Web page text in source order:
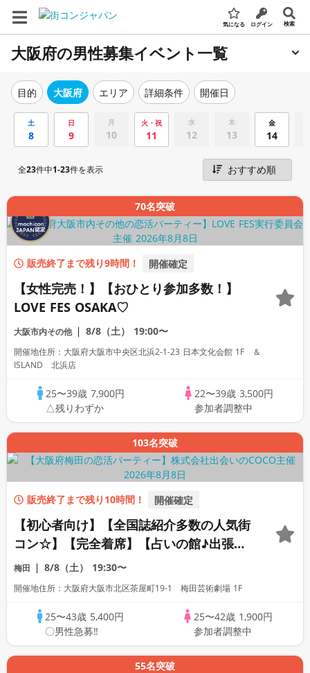
気になる ログイン 検索
大阪府の男性募集イベント一覧
目的 大阪府 エリア 詳細条件 開催日
土
8
日
9
月
10
火・祝
11
水
12
木
13
金
14
全23件中1-23件を表示
70名突破
販売終了まで残り9時間！ 開催確定
【女性完売！】【おひとり参加多数！】
LOVE FES OSAKA♡
大阪市内その他 8/8（土） 19:00〜
開催地住所：大阪府大阪市中央区北浜2-1-23 日本文化会館 1F ＆
ISLAND 北浜店
25〜39歳 7,900円
△残りわずか
22〜39歳 3,500円
参加者調整中
103名突破
販売終了まで残り10時間！ 開催確定
【初心者向け】【全国誌紹介多数の人気街
コン☆】【完全着席】【占いの館♪出張占
いあり☆】【芸術劇場内カフェ貸切☆】
【熱々！自家製焼き立てパン☆】【同世代
えあり！】
梅田 8/8（土） 19:30〜
開催地住所：大阪府大阪市北区茶屋町19-1 梅田芸術劇場 1F
25〜43歳 5,400円
〇男性急募‼
25〜42歳 1,900円
参加者調整中
55名突破